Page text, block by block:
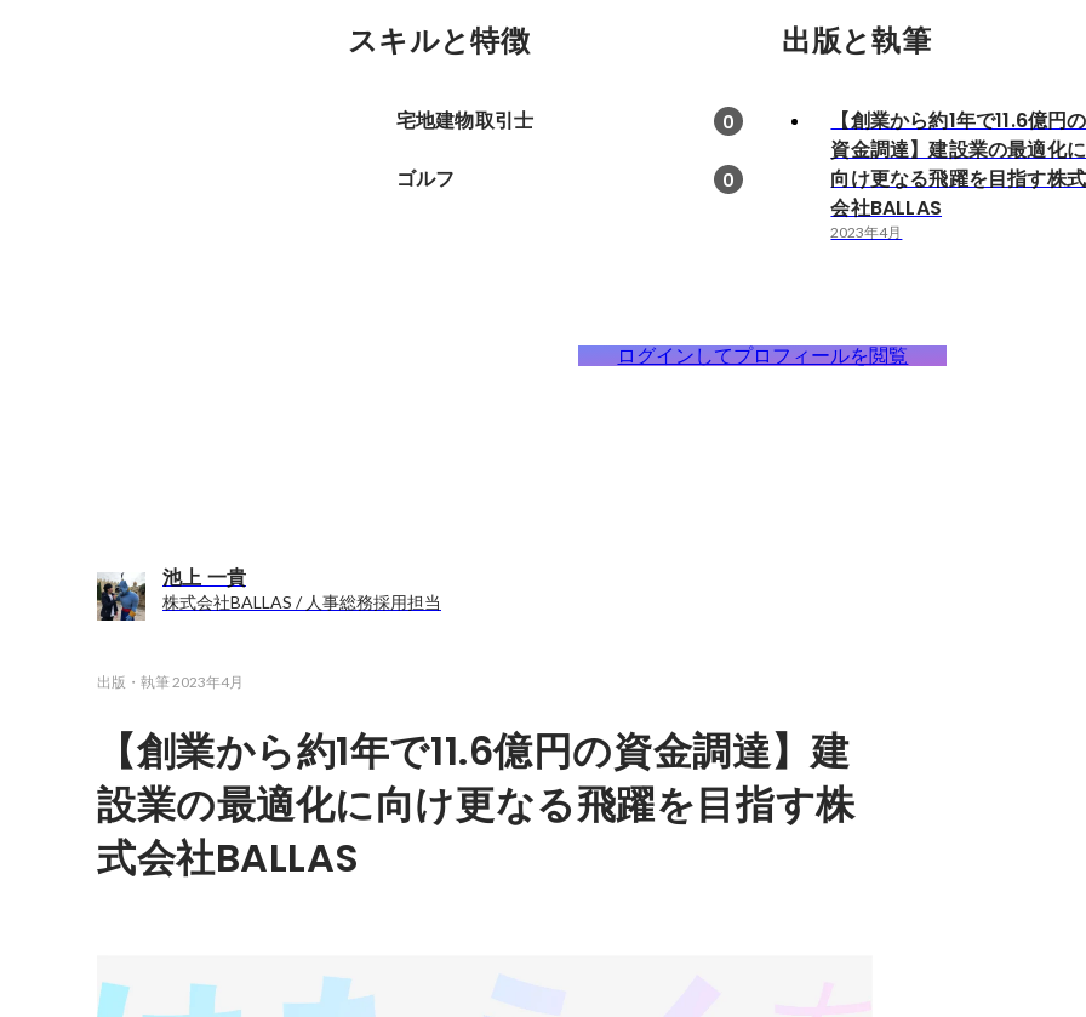
スキルと特徴
宅地建物取引士 0
ゴルフ 0
出版と執筆
【創業から約1年で11.6億円の
資金調達】建設業の最適化に
向け更なる飛躍を目指す株式
会社BALLAS
2023年4月
ログインしてプロフィールを閲覧
池上 一貴
株式会社BALLAS / 人事総務採用担当
出版・執筆2023年4月
【創業から約1年で11.6億円の資金調達】建
設業の最適化に向け更なる飛躍を目指す株
式会社BALLAS